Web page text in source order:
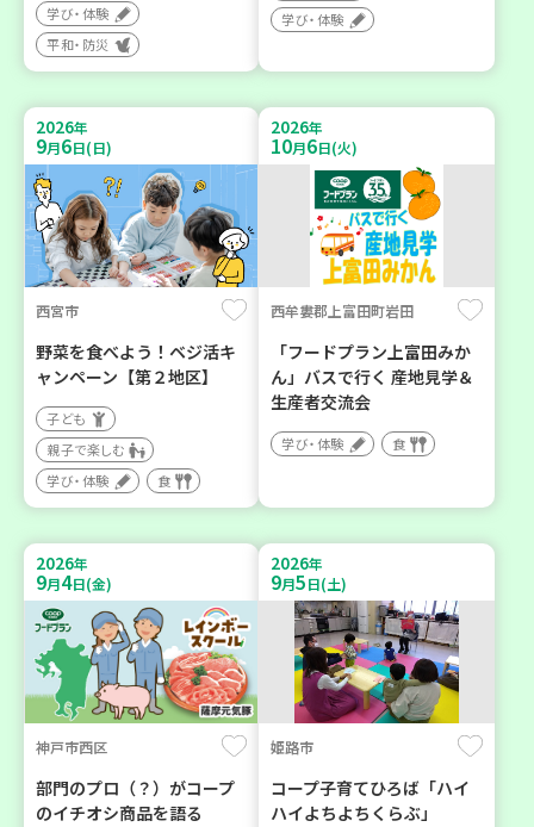
学び・体験
平和・防災
学び・体験
2026年
9月6日(日)
西宮市
野菜を食べよう！ベジ活キ
ャンペーン【第２地区】
子ども
親子で楽しむ
学び・体験
食
2026年
10月6日(火)
西牟婁郡上富田町岩田
「フードプラン上富田みか
ん」バスで行く 産地見学＆
生産者交流会
学び・体験 食
2026年
9月4日(金)
神戸市西区
部門のプロ（？）がコープ
のイチオシ商品を語る
2026年
9月5日(土)
姫路市
コープ子育てひろば「ハイ
ハイよちよちくらぶ」